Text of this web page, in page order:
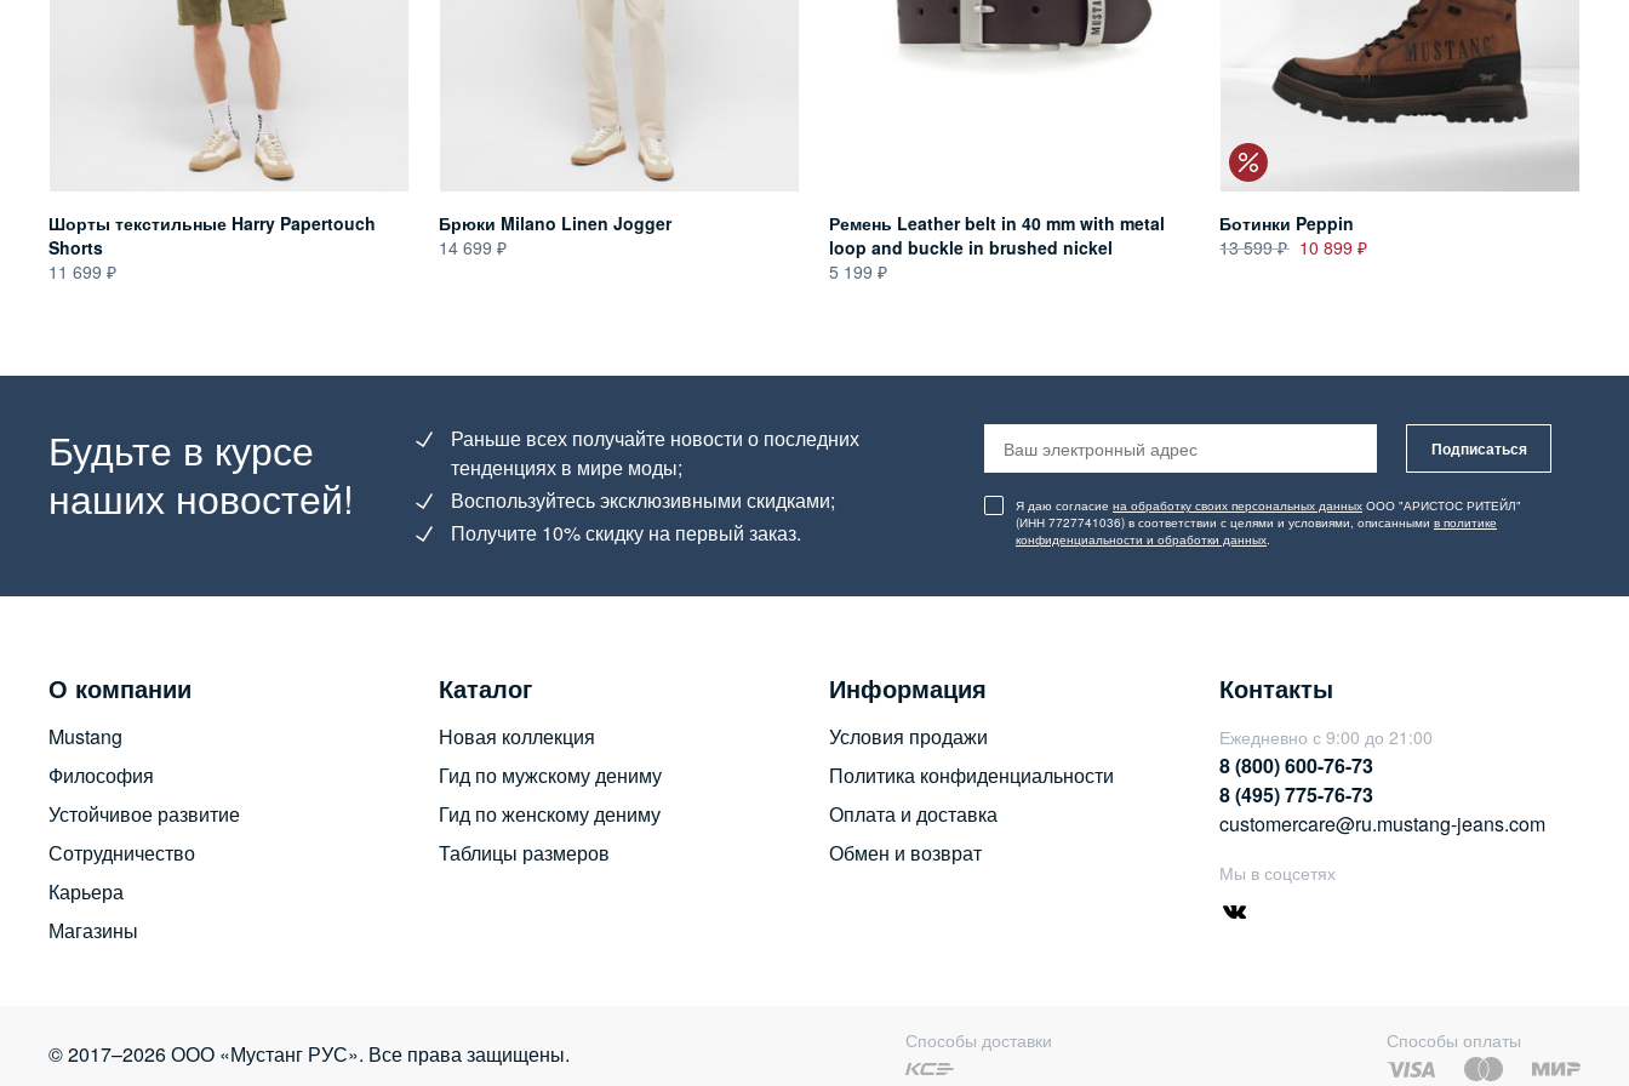
Шорты текстильные Harry Papertouch
Shorts
11 699
Брюки Milano Linen Jogger
14 699
Ремень Leather belt in 40 mm with metal
loop and buckle in brushed nickel
5 199
Ботинки Peppin
13 599
10 899
Будьте в курсе
наших новостей!
Раньше всех получайте новости о последних
тенденциях в мире моды;
Воспользуйтесь эксклюзивными скидками;
Получите 10% скидку на первый заказ.
Подписаться
Я даю согласие на обработку своих персональных данныхООО "АРИСТОС РИТЕЙЛ"
(ИНН 7727741036) в соответствии с целями и условиями, описанными в политике
конфиденциальности и обработки данных.
О компании
Mustang
Философия
Устойчивое развитие
Сотрудничество
Карьера
Магазины
Каталог
Новая коллекция
Гид по мужскому дениму
Гид по женскому дениму
Таблицы размеров
Информация
Условия продажи
Политика конфиденциальности
Оплата и доставка
Обмен и возврат
Контакты
Ежедневно с 9:00 до 21:00
8 (800) 600-76-73
8 (495) 775-76-73
customercare@ru.mustang-jeans.com
Мы в соцсетях
© 2017–2026 ООО «Мустанг РУС». Все права защищены. Способы доставки Способы оплаты